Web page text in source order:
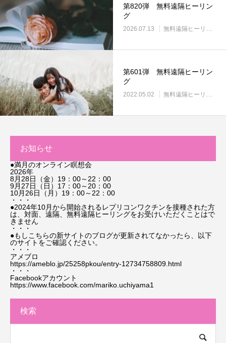
第820弾 無料遠隔ヒーリン
グ
2026.07.13 無料遠隔ヒーリング
第601弾 無料遠隔ヒーリン
グ
2022.05.02 無料遠隔ヒーリング
お知らせ
●満月のオンライン瞑想会
2026年
8月28日（金）19：00～22：00
9月27日（日）17：00～20：00
10月26日（月）19：00～22：00
・・・
●2024年10月から開始されるレプリコンワクチンを接種された方
は、対面、遠隔、無料遠隔ヒーリングをお受けいただくことはで
きません
・・・
●もしこちらの新サイトのブログが更新されてなかったら、以下
のサイトをご確認ください。
・・・
アメブロ
https://ameblo.jp/25258pkou/entry-12734758809.html
・・・
Facebookアカウント
https://www.facebook.com/mariko.uchiyama1
検索